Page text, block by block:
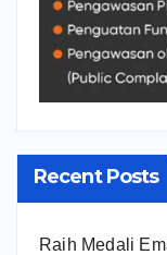
Recent Posts
Raih Medali